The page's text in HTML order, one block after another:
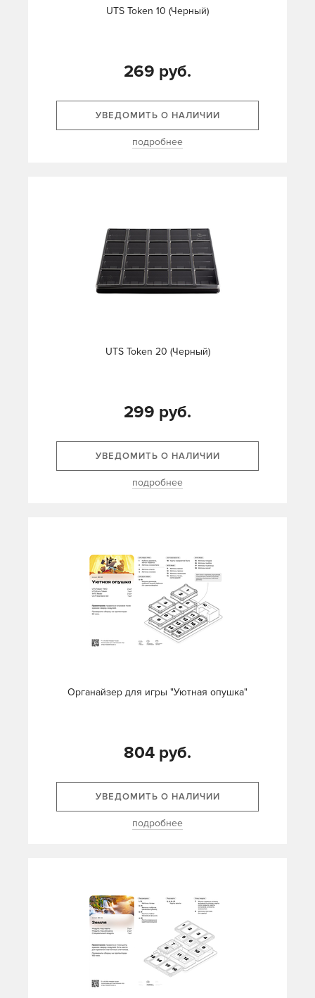
UTS Token 10 (Черный)
269 руб.
УВЕДОМИТЬ О НАЛИЧИИ
подробнее
UTS Token 20 (Черный)
299 руб.
УВЕДОМИТЬ О НАЛИЧИИ
подробнее
Органайзер для игры "Уютная опушка"
804 руб.
УВЕДОМИТЬ О НАЛИЧИИ
подробнее